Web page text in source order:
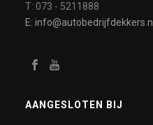
T: 073 - 5211888
E: info@autobedrijfdekkers.nl
AANGESLOTEN BIJ